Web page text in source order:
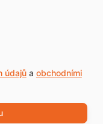
údajůa obchodními